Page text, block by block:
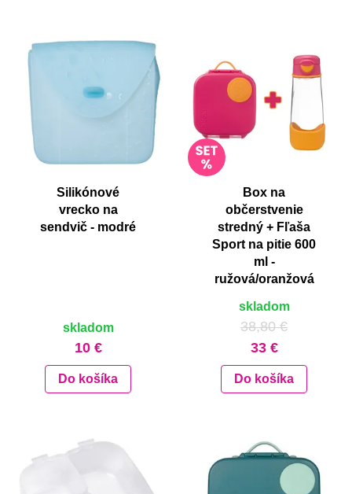
Silikónové
vrecko na
sendvič - modré
skladom
10 €
Do košíka
Box na
občerstvenie
stredný + Fľaša
Sport na pitie 600
ml -
ružová/oranžová
skladom
38,80 €
33 €
Do košíka